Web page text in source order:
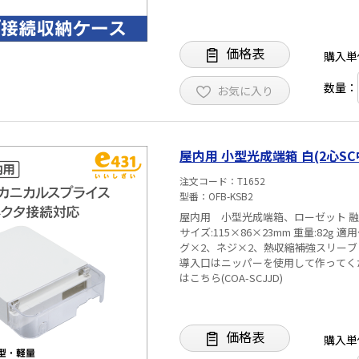
メーカー(フジクラ)にご確認ください
価格表
お気に入り
購入
数量：
屋内用 小型光成端箱 白(2心
注文コード
T1652
型番
OFB-KSB2
屋内用 小型光成端箱、ローゼット 融
サイズ:115×86×23mm 重量:82g 適
グ×2、ネジ×2、熱収縮補強スリーブ×2
導入口はニッパーを使用して作って
はこちら(COA-SCJJD)
価格表 購入